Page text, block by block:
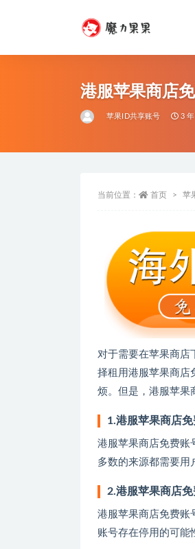
港服苹果商店
苹果ID共享账号 3 年
当前位置： 首页 苹
对于需要在苹果商店
择租用港服苹果商店
烦。但是，港服苹果
1.港服苹果商店
港服苹果商店免费账
多数的来源都需要用
2.港服苹果商店
港服苹果商店免费账
账号存在停用的可能